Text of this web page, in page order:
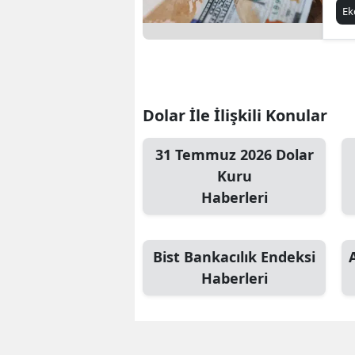
Dolar İle İlişkili Konular
31 Temmuz 2026 Dolar
Kuru
Haberleri
Bist Bankacılık Endeksi
Haberleri